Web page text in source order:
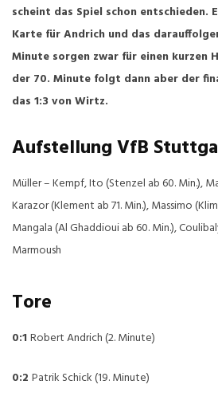
scheint das Spiel schon entschieden.
Karte für Andrich und das
Minute sorgen zwar für einen kurzen
der 70. Minute folgt dann aber der
das 1:3 von Wirtz.
Aufstellung VfB
Müller – Kempf, Ito (Stenzel ab 60. Min.),
Karazor (Klement ab 71. Min.), Massimo
Mangala (Al Ghaddioui ab 60. Min.),
Marmoush
Tore
0:1Robert Andrich (2. Minute)
0:2 Patrik Schick (19. Minute)